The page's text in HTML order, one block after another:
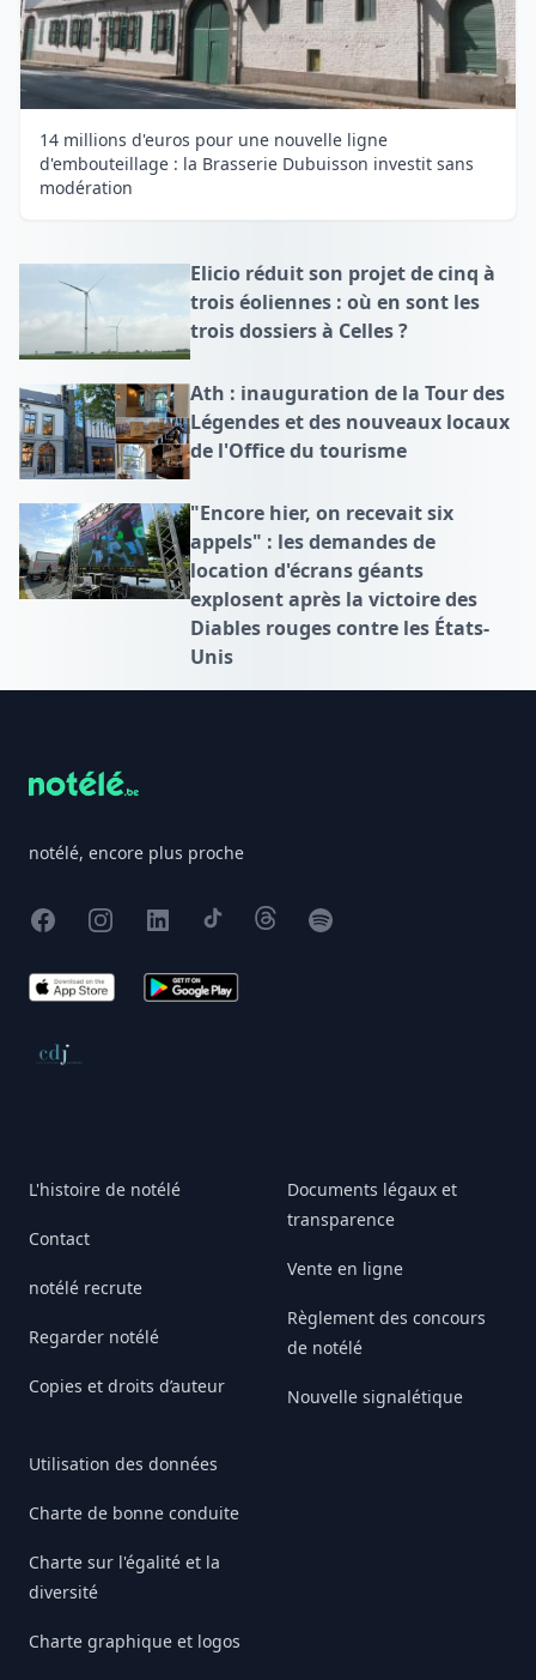
14 millions d'euros pour une nouvelle ligne
d'embouteillage : la Brasserie Dubuisson investit sans
modération
Elicio réduit son projet de cinq à
trois éoliennes : où en sont les
trois dossiers à Celles ?
Ath : inauguration de la Tour des
Légendes et des nouveaux locaux
de l'Office du tourisme
"Encore hier, on recevait six
appels" : les demandes de
location d'écrans géants
explosent après la victoire des
Diables rouges contre les États-
Unis
notélé, encore plus proche
FacebookInstagram
X TikTokThreadsSpotify
App Store Google Play
Conseil de déontologie journalistique
L'histoire de notélé
Contact
notélé recrute
Regarder notélé
Copies et droits d’auteur
Utilisation des données
Charte de bonne conduite
Charte sur l'égalité et la
diversité
Charte graphique et logos
Documents légaux et
transparence
Vente en ligne
Règlement des concours
de notélé
Nouvelle signalétique